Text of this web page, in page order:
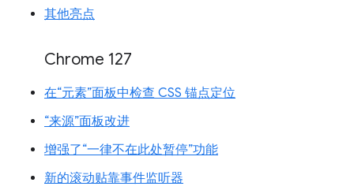
其他亮点
Chrome 127
在“元素”面板中检查 CSS 锚点定位
“来源”面板改进
增强了“一律不在此处暂停”功能
新的滚动贴靠事件监听器